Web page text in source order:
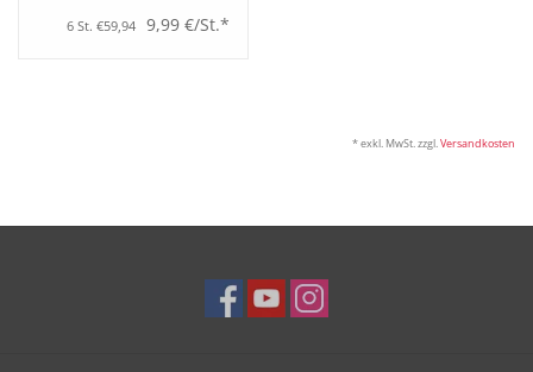
6 St. €59,94 9,99 €/St.*
* exkl. MwSt. zzgl.Versandkosten